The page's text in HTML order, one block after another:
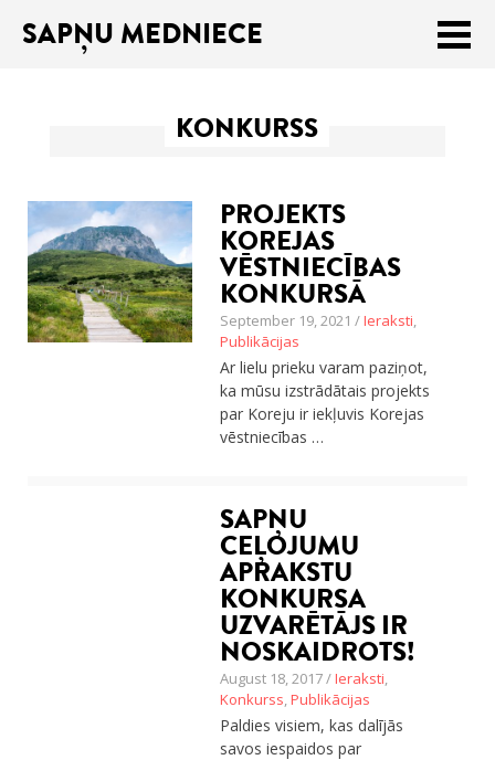
Meklēt:
Sākums
Praktiski ieteikumi
Publikācijas
Par mums
Ceļojumu apraksti
Jaunākie ieraksti
Par mums
Praktiski ieteikumi
Privātuma politika
Publikācijas
Ceļojumu apraksti
Jaunākie ieraksti
SAPŅU MEDNIECE
KONKURSS
PROJEKTS
KOREJAS
VĒSTNIECĪBAS
KONKURSĀ
September 19, 2021 /Ieraksti,
Publikācijas
Ar lielu prieku varam paziņot,
ka mūsu izstrādātais projekts
par Koreju ir iekļuvis Korejas
vēstniecības …
SAPŅU
CEĻOJUMU
APRAKSTU
KONKURSA
UZVARĒTĀJS IR
NOSKAIDROTS!
August 18, 2017 /Ieraksti,
Konkurss,Publikācijas
Paldies visiem, kas dalījās
savos iespaidos par